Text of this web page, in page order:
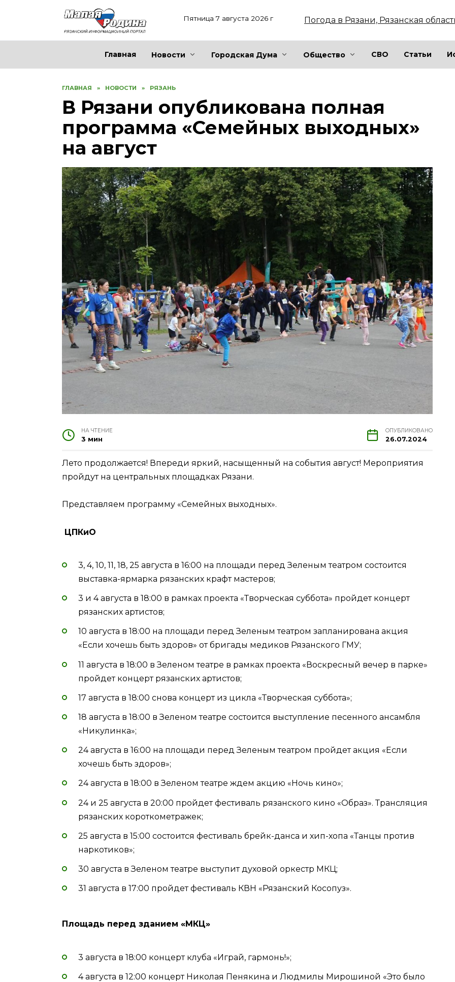
Пятница 7 августа 2026 г Погода в Рязани, Рязанская
Главная Новости Городская Дума Общество СВО Статьи
ГЛАВНАЯ » НОВОСТИ » РЯЗАНЬ
В Рязани опубликована полная
программа «Семейных выходных»
на август
НА ЧТЕНИЕ
3 мин
ОПУБЛИКОВАНО
26.07.2024
Лето продолжается! Впереди яркий, насыщенный на события август! Мероприятия
пройдут на центральных площадках Рязани.
Представляем программу «Семейных выходных».
ЦПКиО​
3, 4, 10, 11, 18, 25 августа в 16:00 на площади перед Зеленым театром состоится
выставка-ярмарка рязанских крафт мастеров;
3 и 4 августа в 18:00 в рамках проекта «Творческая суббота» пройдет концерт
рязанских артистов;
10 августа в 18:00 на площади перед Зеленым театром запланирована акция
«Если хочешь быть здоров» от бригады медиков Рязанского ГМУ;
11 августа в 18:00 в Зеленом театре в рамках проекта «Воскресный вечер в парке»
пройдет концерт рязанских артистов;
17 августа в 18:00 снова концерт из цикла «Творческая суббота»;
18 августа в 18:00 в Зеленом театре состоится выступление песенного ансамбля
«Никулинка»;
24 августа в 16:00 на площади перед Зеленым театром пройдет акция «Если
хочешь быть здоров»;
24 августа в 18:00 в Зеленом театре ждем акцию «Ночь кино»;
24 и 25 августа в 20:00 пройдет фестиваль рязанского кино «Образ». Трансляция
рязанских короткометражек;
25 августа в 15:00 состоится фестиваль брейк-данса и хип-хопа «Танцы против
наркотиков»;
30 августа в Зеленом театре выступит духовой оркестр МКЦ;
31 августа в 17:00 пройдет фестиваль КВН «Рязанский Косопуз».
Площадь перед зданием «МКЦ»
3 августа в 18:00 концерт клуба «Играй, гармонь!»;
4 августа в 12:00 концерт Николая Пенякина и Людмилы Мирошиной «Это было